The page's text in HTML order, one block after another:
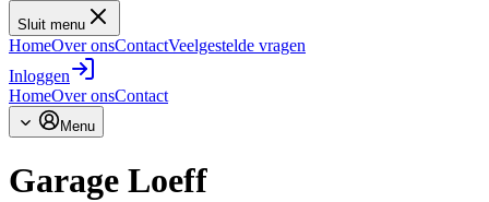
Sluit menu
HomeOver onsContactVeelgestelde vragen
Inloggen
HomeOver onsContact
Menu
Garage Loeff